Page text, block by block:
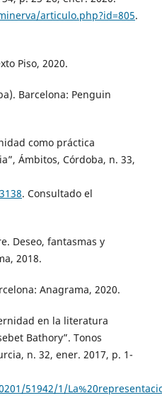
articulo.php?id=805.
Piso, 2020.
Barcelona: Penguin
como práctica
Ámbitos, Córdoba, n. 33,
. Consultado el
Deseo, fantasmas y
2018.
Anagrama, 2020.
en la literatura
Bathory”. Tonos
n. 32, ener. 2017, p. 1-
51942/1/